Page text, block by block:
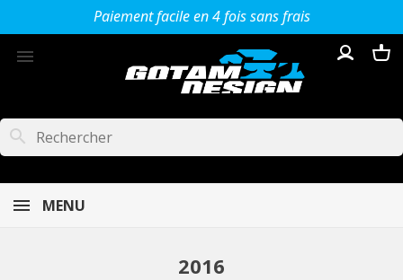
Paiement facile en 4 fois sans frais

search
MENU
2016